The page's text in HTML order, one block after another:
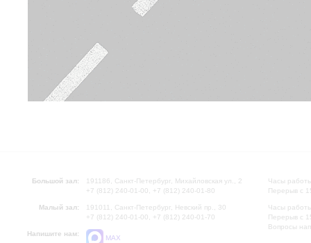
Большой зал:
191186, Санкт-Петербург, Михайловская ул., 2
+7 (812) 240-01-00, +7 (812) 240-01-80
Малый зал:
191011, Санкт-Петербург, Невский пр., 30
+7 (812) 240-01-00, +7 (812) 240-01-70
Напишите нам:
MAX
Часы
Перерыв с
Часы
Перерыв с
Вопросы